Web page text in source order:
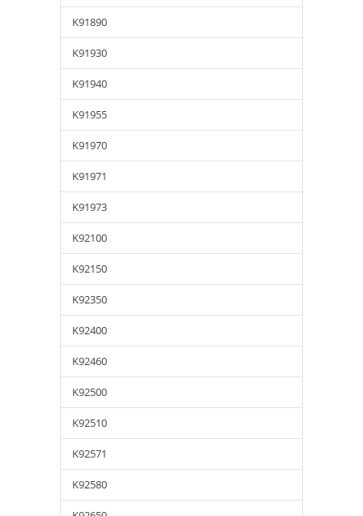
K91890
K91930
K91940
K91955
K91970
K91971
K91973
K92100
K92150
K92350
K92400
K92460
K92500
K92510
K92571
K92580